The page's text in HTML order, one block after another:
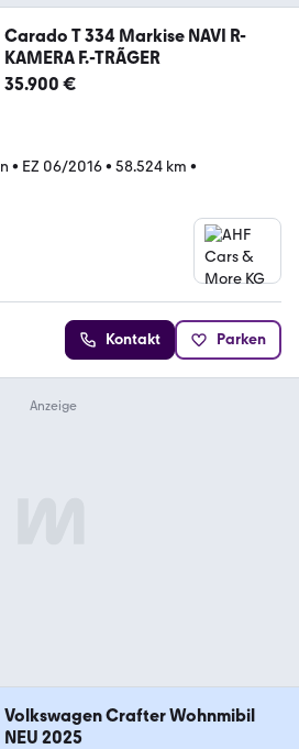
Carado T 334 Markise NAVI R-
KAMERA F.-TRÃGER
35.900 €
• EZ 06/2016• 58.524 km •
Kontakt Parken
Volkswagen Crafter Wohnmibil
NEU 2025